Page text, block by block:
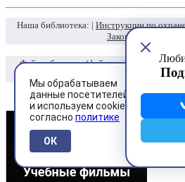
Наша библиотека: | Инструкции по
Законодательство
Файлообменник(файлы по охране
безопасности)
Регистрация
Вход
Мы обрабатываем
данные посетителей
и используем cookies
согласно политике
ОК